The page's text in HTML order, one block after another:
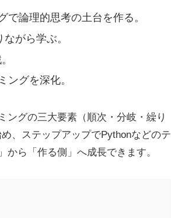
で論理的思考の土台を作る。
がら学ぶ。
ングを深化。
ングの三大要素（順次・分岐・繰り
、ステップアップでPythonなどのテ
ら「作る側」へ成長できます。